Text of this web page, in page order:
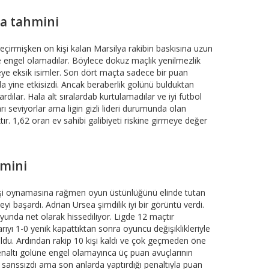
tahmini
on kişi kalan Marsilya rakibin baskısına uzun
olamadılar. Böylece dokuz maçlık yenilmezlik
eksik isimler. Son dört maçta sadece bir puan
yine etkisizdi. Ancak beraberlik golünü bulduktan
Hala alt sıralardab kurtulamadılar ve iyi futbol
seviyorlar ama ligin gizli lideri durumunda olan
1,62 oran ev sahibi galibiyeti riskine girmeye değer
oynamasına rağmen oyun üstünlüğünü elinde tutan
başardı. Adrian Ursea şimdilik iyi bir görüntü verdi.
net olarak hissediliyor. Ligde 12 maçtır
1-0 yenik kapattıktan sonra oyuncu değişiklikleriyle
Ardından rakip 10 kişi kaldı ve çok geçmeden öne
golüne engel olamayınca üç puan avuçlarının
ama son anlarda yaptırdığı penaltıyla puan